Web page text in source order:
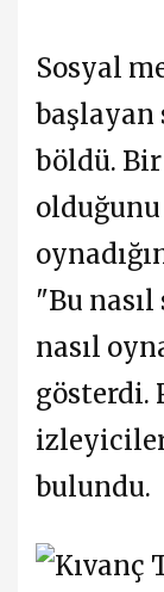
Sosyal
böldü.
"Bu nasıl
nasıl
gösterdi.
izleyiciler
bulundu.